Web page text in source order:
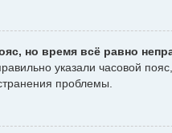
но время всё равно
указали часовой
проблемы.